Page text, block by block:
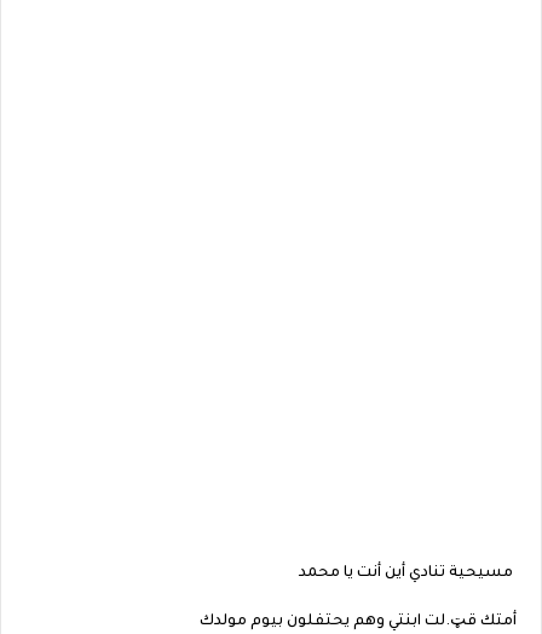
مسيحية تنادي أين أنت يا محمد
أمتك قټ.لت ابنتي وهم يحتفلون بيوم مولدك